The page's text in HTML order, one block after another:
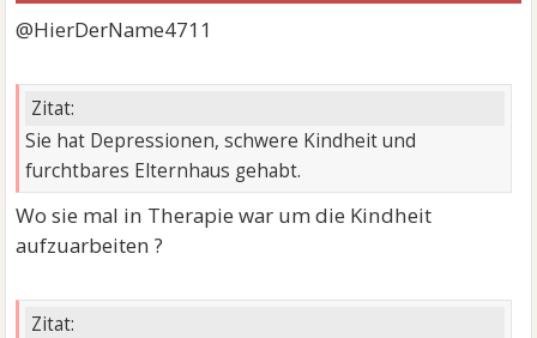
@HierDerName4711
Zitat:
Sie hat Depressionen, schwere Kindheit und
furchtbares Elternhaus gehabt.
Wo sie mal in Therapie war um die Kindheit
aufzuarbeiten ?
Zitat: